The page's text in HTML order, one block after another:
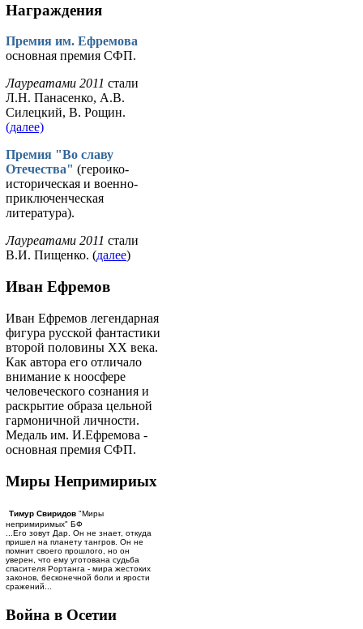
Награждения
Премия им. Ефремова
основная премия СФП.
Лауреатами 2011 стали
Л.Н. Панасенко, А.В.
Силецкий, В. Рощин.
(далее)
Премия "Во славу
Отечества" (героико-
историческая и военно-
приключенческая
литература).
Лауреатами 2011 стали
В.И. Пищенко. (далее)
Иван Ефремов
Иван Ефремов легендарная
фигура русской фантастики
второй половины ХХ века.
Как автора его отличало
внимание к ноосфере
человеческого сознания и
раскрытие образа цельной
гармоничной личности.
Медаль им. И.Ефремова -
основная премия СФП.
Миры Непримириых
Тимур Свиридов "Миры
непримиримых" БФ
...Его зовут Дар. Он не знает, откуда
пришел на планету тангров. Он не
помнит своего прошлого, но он
уверен, что ему уготована судьба
спасителя Рортанга - мира жестоких
законов, бесконечной боли и ярости
сражений...
Война в Осетии